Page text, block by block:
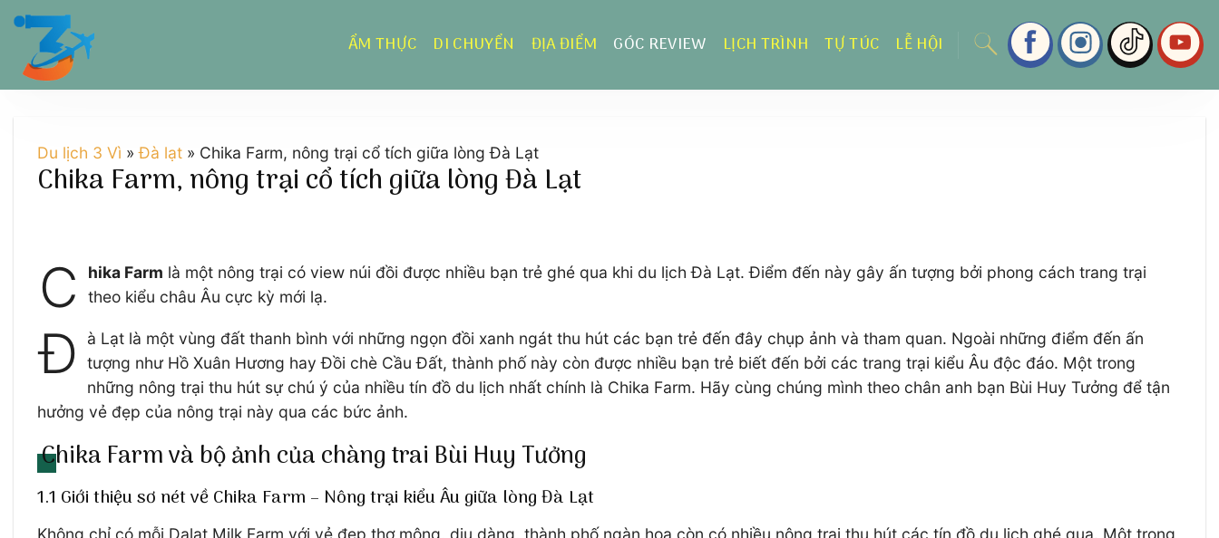
Chuyển
dung
ẨM THỰC DI CHUYỂN ĐỊA ĐIỂM GÓC REVIEW LỊCH TRÌNH TỰ TÚC LỄ HỘI
Du lịch 3 Vì »Đà lạt » Chika Farm, nông trại cổ tích giữa lòng Đà Lạt
Chika Farm, nông trại cổ tích giữa lòng Đà Lạt
C hika Farm là một nông trại có view núi đồi được nhiều bạn trẻ ghé qua khi du lịch Đà Lạt. Điểm đến này gây ấn tượng bởi phong cách trang trại
theo kiểu châu Âu cực kỳ mới lạ.
Đ
à Lạt là một vùng đất thanh bình với những ngọn đồi xanh ngát thu hút các bạn trẻ đến đây chụp ảnh và tham quan. Ngoài những điểm đến ấn
tượng như Hồ Xuân Hương hay Đồi chè Cầu Đất, thành phố này còn được nhiều bạn trẻ biết đến bởi các trang trại kiểu Âu độc đáo. Một trong
những nông trại thu hút sự chú ý của nhiều tín đồ du lịch nhất chính là Chika Farm. Hãy cùng chúng mình theo chân anh bạn Bùi Huy Tưởng để tận
hưởng vẻ đẹp của nông trại này qua các bức ảnh.
Chika Farm và bộ ảnh của chàng trai Bùi Huy Tưởng
1.1 Giới thiệu sơ nét về Chika Farm – Nông trại kiểu Âu giữa lòng Đà Lạt
Không chỉ có mỗi Dalat Milk Farm với vẻ đẹp thơ mộng, dịu dàng, thành phố ngàn hoa còn có nhiều nông trại thu hút các tín đồ du lịch ghé qua. Một trong